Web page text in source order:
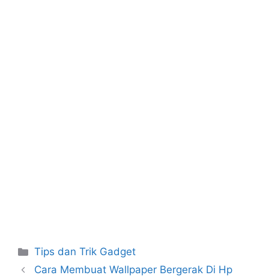
Kategori
Tips dan Trik Gadget
Cara Membuat Wallpaper Bergerak Di Hp